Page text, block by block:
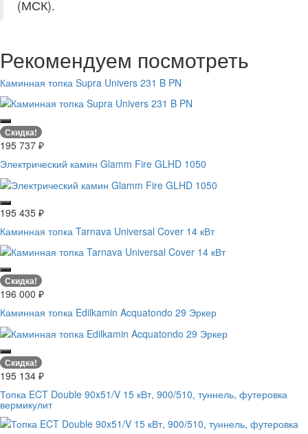
(МСК).
Рекомендуем посмотреть
Каминная топка Supra Univers 231 B PN
Скидка!
195 737 ₽
Электрический камин Glamm Fire GLHD 1050
195 435 ₽
Каминная топка Tarnava Universal Cover 14 кВт
Скидка!
196 000 ₽
Каминная топка Edilkamin Acquatondo 29 Эркер
Скидка!
195 134 ₽
Топка ECT Double 90x51/V 15 кВт, 900/510, туннель, футеровка
вермикулит